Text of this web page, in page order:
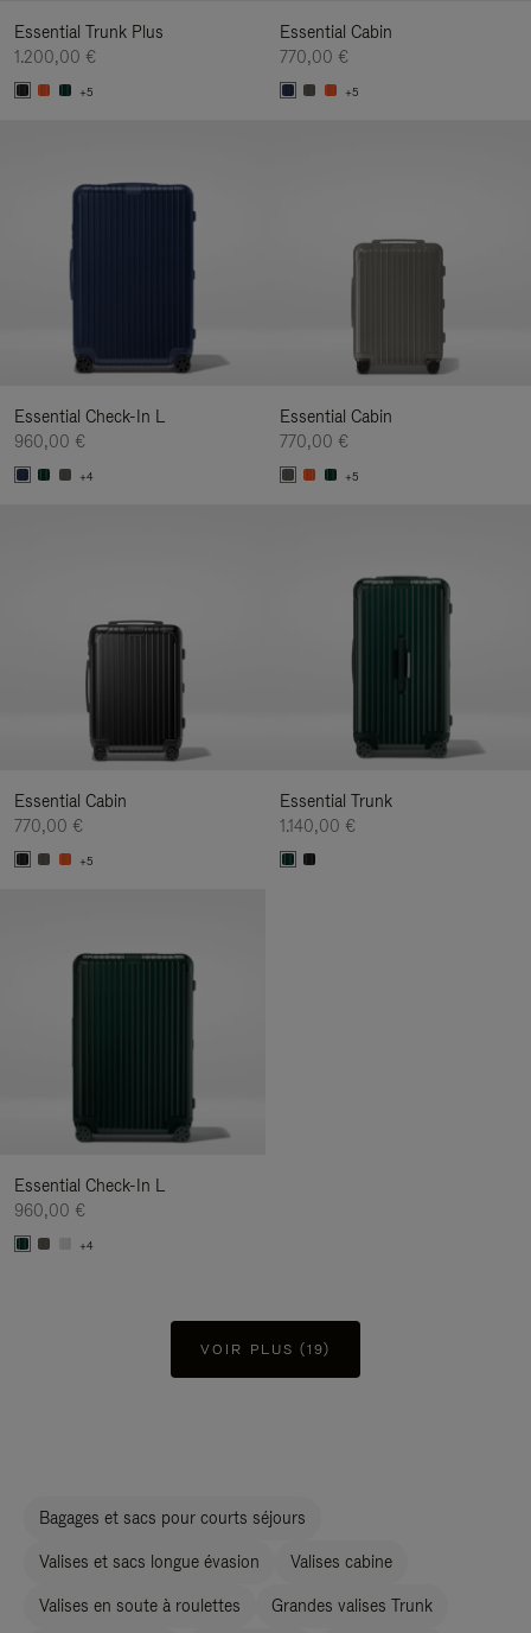
Essential Trunk Plus
1.200,00 €
+5
Essential Cabin
770,00 €
+5
Essential Check-In L
960,00 €
+4
Essential Cabin
770,00 €
+5
Essential Cabin
770,00 €
+5
Essential Trunk
1.140,00 €
Essential Check-In L
960,00 €
+4
VOIR PLUS (19)
Bagages et sacs pour courts séjours
Valises et sacs longue évasion Valises cabine
Valises en soute à roulettes Grandes valises Trunk